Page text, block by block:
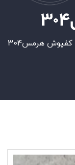
کفپوش هرمس304